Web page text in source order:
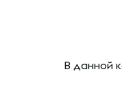
В данной